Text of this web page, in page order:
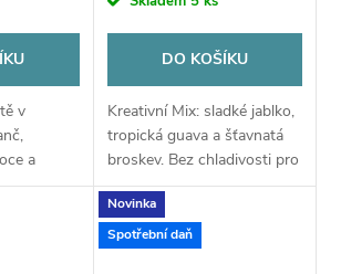
v
a
DO KOŠÍKU
Kreativní Mix: sladké jablko,
tropická guava a šťavnatá
broskev. Bez chladivosti pro
plnou chuť.
Novinka
Spotřební daň